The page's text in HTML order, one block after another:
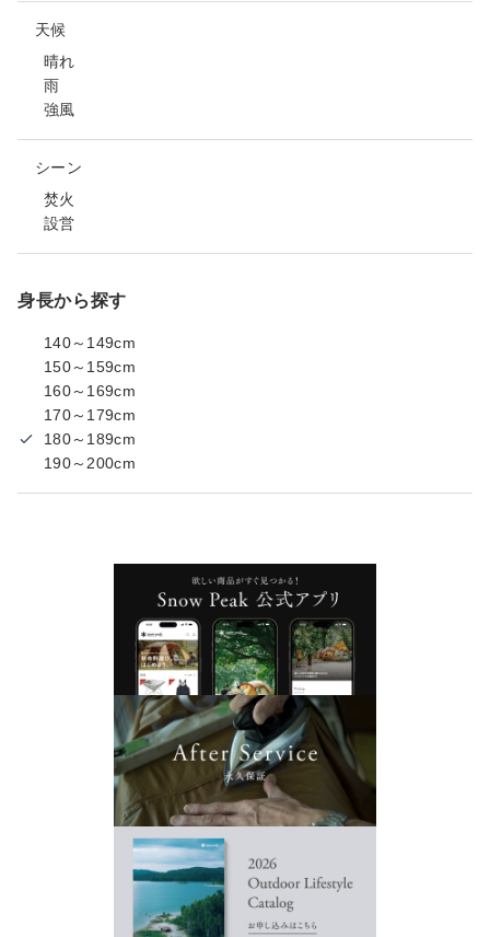
天候
晴れ
雨
強風
シーン
焚火
設営
身長から探す
140～149cm
150～159cm
160～169cm
170～179cm
180～189cm
190～200cm